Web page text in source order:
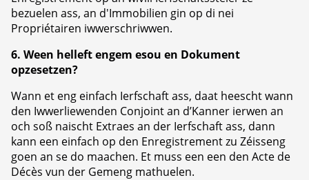
bezuelen ass, an d'Immobilien gin op di nei
Propriétairen iwwerschriwwen.
6. Ween helleft engem esou en Dokument
opzesetzen?
Wann et eng einfach Ierfschaft ass, daat heescht wann
den Iwwerliewenden Conjoint an d’Kanner ierwen an
och soß naischt Extraes an der Ierfschaft ass, dann
kann een einfach op den Enregistrement zu Zéisseng
goen an se do maachen. Et muss een een den Acte de
Décès vun der Gemeng mathuelen.